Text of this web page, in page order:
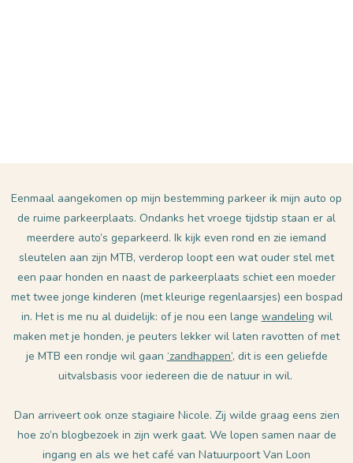
Eenmaal aangekomen op mijn bestemming parkeer ik mijn auto op
de ruime parkeerplaats. Ondanks het vroege tijdstip staan er al
meerdere auto’s geparkeerd. Ik kijk even rond en zie iemand
sleutelen aan zijn MTB, verderop loopt een wat ouder stel met
een paar honden en naast de parkeerplaats schiet een moeder
met twee jonge kinderen (met kleurige regenlaarsjes) een bospad
in. Het is me nu al duidelijk: of je nou een lange wandeling wil
maken met je honden, je peuters lekker wil laten ravotten of met
je MTB een rondje wil gaan ‘zandhappen’, dit is een geliefde
uitvalsbasis voor iedereen die de natuur in wil.
Dan arriveert ook onze stagiaire Nicole. Zij wilde graag eens zien
hoe zo’n blogbezoek in zijn werk gaat. We lopen samen naar de
ingang en als we het café van Natuurpoort Van Loon